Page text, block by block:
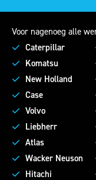
Voor nagenoeg alle
Caterpillar
Komatsu
New Holland
Case
Volvo
Liebherr
Atlas
Wacker Neuson
Hitachi